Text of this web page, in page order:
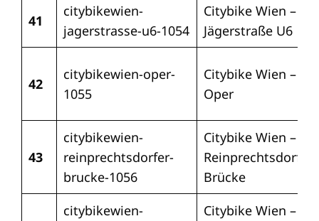
41
citybikewien-
jagerstrasse-u6-1054
Citybike Wien –
Jägerstraße U6
42
citybikewien-oper-
1055
Citybike Wien –
Oper
43
citybikewien-
reinprechtsdorfer-
brucke-1056
Citybike Wien –
Reinprechtsdorfer
Brücke
citybikewien-
Citybike Wien –